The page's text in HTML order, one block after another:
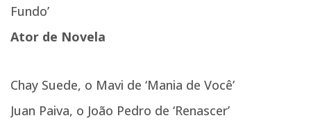
Fundo’
Ator de Novela
Chay Suede, o Mavi de ‘Mania de Você’
Juan Paiva, o João Pedro de ‘Renascer’